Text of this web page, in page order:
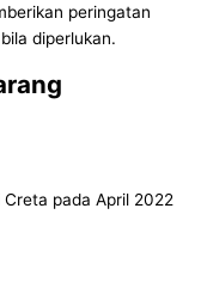
peringatan
diperlukan.
pada April 2022